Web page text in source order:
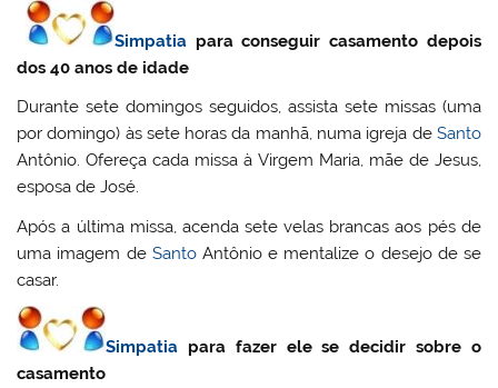
Simpatiapara conseguir casamento depois
dos 40 anos de idade
Durante sete domingos seguidos, assista sete missas (uma
por domingo) às sete horas da manhã, numa igreja de Santo
Antônio. Ofereça cada missa à Virgem Maria, mãe de Jesus,
esposa de José.
Após a última missa, acenda sete velas brancas aos pés de
uma imagem de SantoAntônio e mentalize o desejo de se
casar.
Simpatia para fazer ele se decidir sobre o
casamento